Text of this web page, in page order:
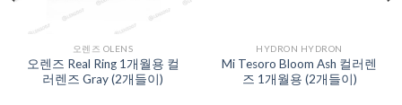
오렌즈 OLENS
오렌즈 Real Ring 1개월용 컬
러렌즈 Gray (2개들이)
HYDRON HYDRON
Mi Tesoro Bloom Ash 컬러렌
즈 1개월용 (2개들이)